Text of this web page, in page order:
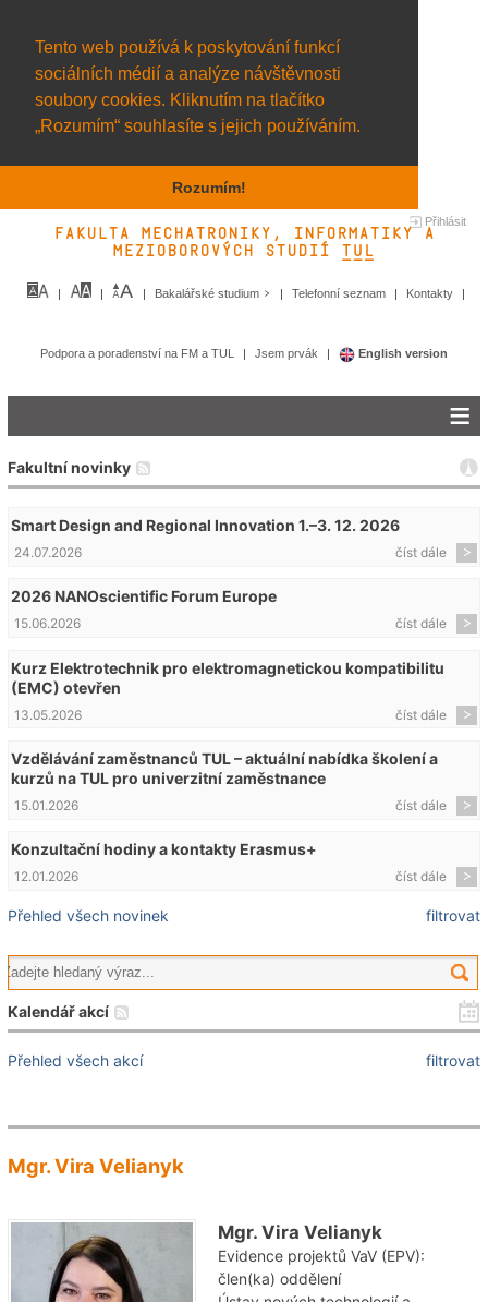
Tento web používá k poskytování funkcí
sociálních médií a analýze návštěvnosti
soubory cookies. Kliknutím na tlačítko
„Rozumím“ souhlasíte s jejich používáním.
Rozumím!
Přihlásit
Fakulta mechatroniky, informatiky a
mezioborových studií TUL&
Bakalářské studium Telefonní seznam Kontakty
Podpora a poradenství na FM a TUL Jsem prvák English version
Fakultní novinky
Smart Design and Regional Innovation 1.–3. 12. 2026
číst dále
24.07.2026
2026 NANOscientific Forum Europe
číst dále
15.06.2026
Kurz Elektrotechnik pro elektromagnetickou kompatibilitu
(EMC) otevřen
číst dále
13.05.2026
Vzdělávání zaměstnanců TUL – aktuální nabídka školení a
kurzů na TUL pro univerzitní zaměstnance
číst dále
15.01.2026
Konzultační hodiny a kontakty Erasmus+
číst dále
12.01.2026
Přehled všech novinek filtrovat
Kalendář akcí
Přehled všech akcí filtrovat
Mgr. Vira Velianyk
Mgr. Vira Velianyk
Evidence projektů VaV (EPV):
člen(ka) oddělení